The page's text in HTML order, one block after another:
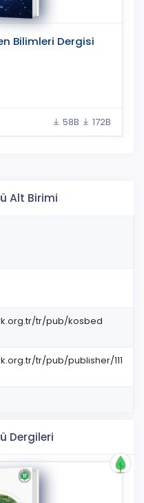
Bilimleri Dergisi
58B 172B
Alt Birimi
tr/pub/kosbed
tr/pub/publisher/111
Dergileri